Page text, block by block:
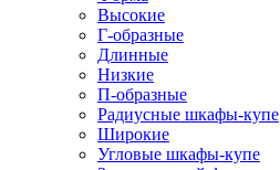
Высокие
Г-образные
Длинные
Низкие
П-образные
Радиусные шкафы-купе
Широкие
Угловые шкафы-купе